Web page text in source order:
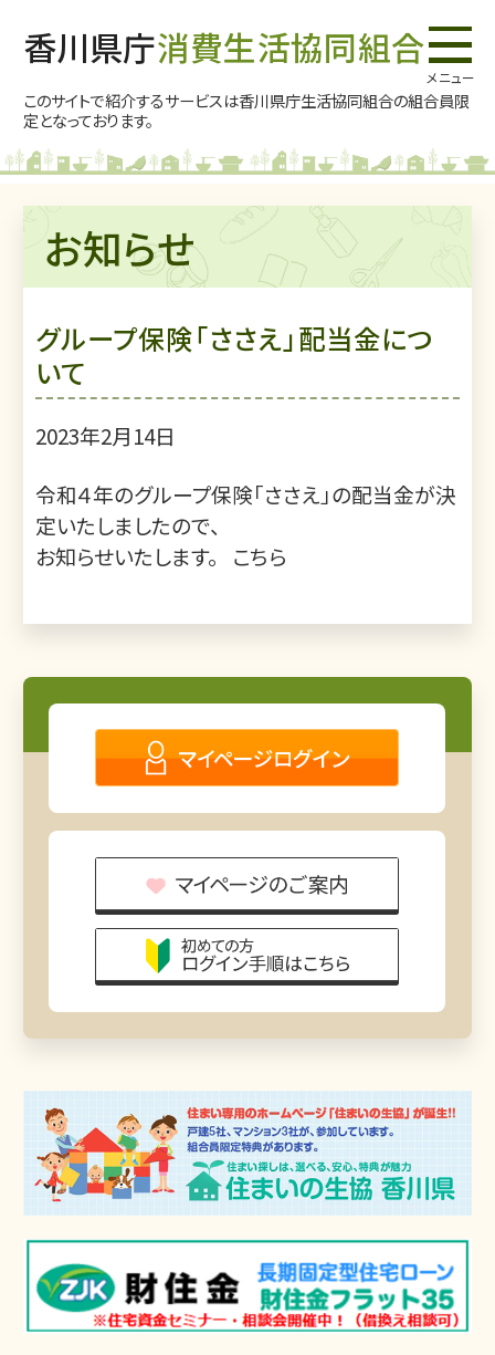
香川県庁消費生活協同組合
このサイトで紹介するサービスは香川県庁生活協同組合の組合員限
定となっております。
お知らせ
グループ保険「ささえ」配当金につ
いて
2023年2月14日
令和４年のグループ保険「ささえ」の配当金が決
定いたしましたので、
お知らせいたします。 こちら